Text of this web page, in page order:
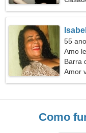
55
Amo
Barra
Amor
Como